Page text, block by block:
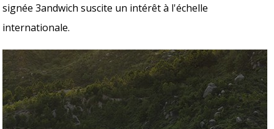
signée 3andwich suscite un intérêt à l'échelle
internationale.